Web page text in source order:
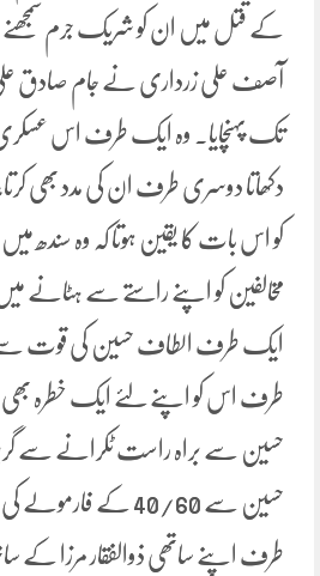
کے قتل میں ان کو شریک جرم سمجھنے
آصف علی زرداری نے جام صادق علی
تک پہنچایا۔ وہ ایک طرف اس عسکری
دکھاتا دوسری طرف ان کی مدد بھی
کو اس بات کا یقین ہوتا کہ وہ سندھ
مخالفین کو اپنے راستے سے ہٹانے میں
ایک طرف الطاف حسین کی قوت سے
طرف اس کو اپنے لئے ایک خطرہ بھی
حسین سے براہ راست ٹکرانے سے گریز
حسین سے 40/60 کے
طرف اپنے ساتھی ذوالفقار مرزا کے